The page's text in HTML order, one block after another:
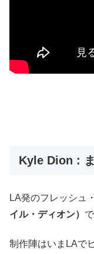
Kyle Dion :
LA発のフレッシュ
イル・ディオン）
制作陣はいまLAで